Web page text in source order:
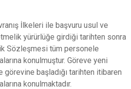
İlkeleri ile başvuru usul ve
yürürlüğe girdiği tarihten sonra
Sözleşmesi tüm personele
konulmuştur. Göreve yeni
başladığı tarihten itibaren
konulmaktadır.